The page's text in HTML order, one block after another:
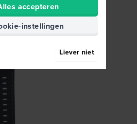
accepteren
instellingen
Liever niet